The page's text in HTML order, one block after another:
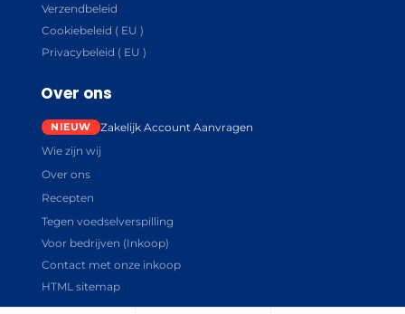
Verzendbeleid
Cookiebeleid ( EU )
Privacybeleid ( EU )
Over ons
Zakelijk Account Aanvragen
Wie zijn wij
Over ons
Recepten
Tegen voedselverspilling
Voor bedrijven (Inkoop)
Contact met onze inkoop
HTML sitemap